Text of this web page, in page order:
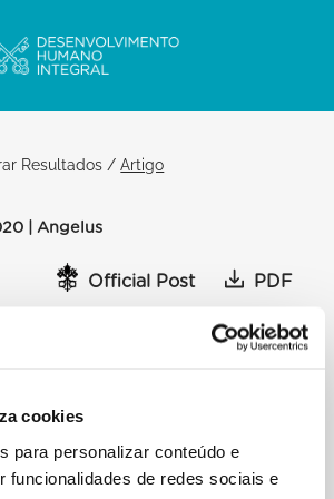
cookies
para personalizar conteúdo e
funcionalidades de redes sociais e
Resultados /Artigo
| Angelus
Official Post PDF
em
deixando milhares de